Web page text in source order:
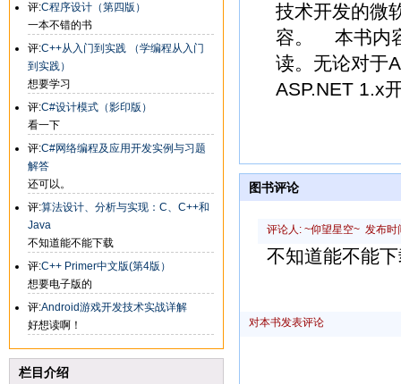
评:C程序设计（第四版）
一本不错的书
评:C++从入门到实践 （学编程从入门
到实践）
想要学习
评:C#设计模式（影印版）
看一下
评:C#网络编程及应用开发实例与习题
解答
还可以。
评:算法设计、分析与实现：C、C++和
Java
不知道能不能下载
评:C++ Primer中文版(第4版）
想要电子版的
评:Android游戏开发技术实战详解
好想读啊！
栏目介绍
技术开发的微
容。 本书内
读。无论对于
ASP.NET 1.x
图书评论
评论人: ~仰望星空~ 发布
不知道能不能
对本书发表评论